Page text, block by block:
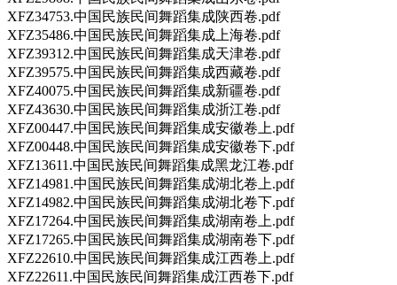
XFZ34753.中国民族民间舞蹈集成陕西卷.pdf
XFZ35486.中国民族民间舞蹈集成上海卷.pdf
XFZ39312.中国民族民间舞蹈集成天津卷.pdf
XFZ39575.中国民族民间舞蹈集成西藏卷.pdf
XFZ40075.中国民族民间舞蹈集成新疆卷.pdf
XFZ43630.中国民族民间舞蹈集成浙江卷.pdf
XFZ00447.中国民族民间舞蹈集成安徽卷上.pdf
XFZ00448.中国民族民间舞蹈集成安徽卷下.pdf
XFZ13611.中国民族民间舞蹈集成黑龙江卷.pdf
XFZ14981.中国民族民间舞蹈集成湖北卷上.pdf
XFZ14982.中国民族民间舞蹈集成湖北卷下.pdf
XFZ17264.中国民族民间舞蹈集成湖南卷上.pdf
XFZ17265.中国民族民间舞蹈集成湖南卷下.pdf
XFZ22610.中国民族民间舞蹈集成江西卷上.pdf
XFZ22611.中国民族民间舞蹈集成江西卷下.pdf